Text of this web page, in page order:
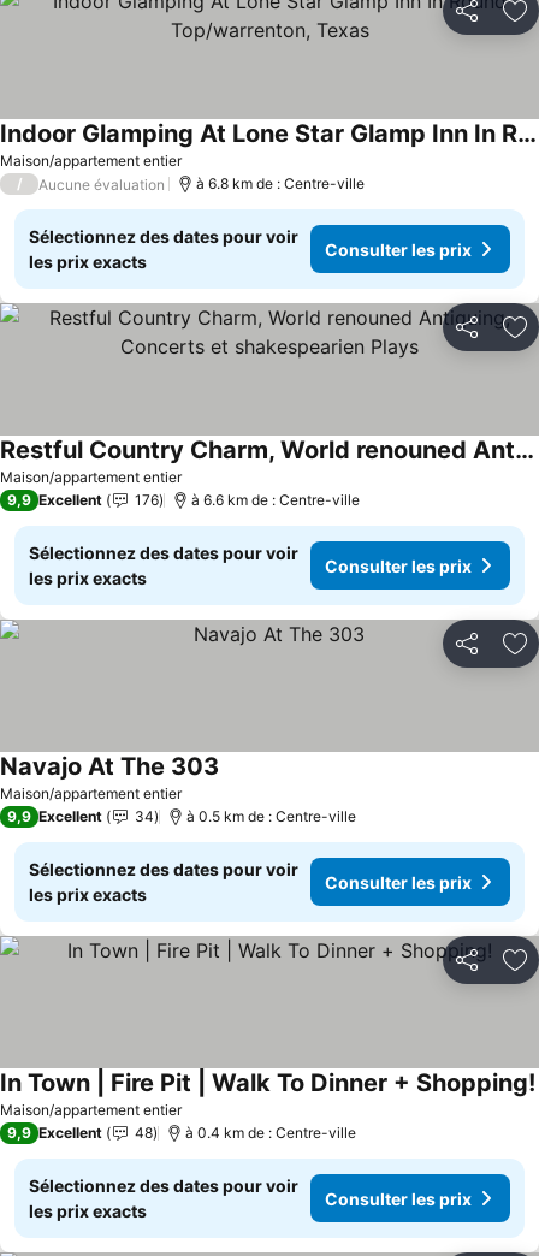
Partager
Maison/appartement entier
Indoor Glamping At Lone Star Glamp Inn In Round Top/warrenton, Texas
Consulter les prix
/ Aucune évaluation à 6.8 km de : Centre-ville
Sélectionnez des dates pour voir
les prix exacts
Consulter les prix
Partager
Maison/appartement entier
Restful Country Charm, World renouned Antiquing, Concerts et shakespearien Plays
Consulter les prix
9,9 Excellent 176 à 6.6 km de : Centre-ville
Sélectionnez des dates pour voir
les prix exacts
Consulter les prix
Partager
Maison/appartement entier
Navajo At The 303
9,9 Excellent 34 à 0.5 km de : Centre-ville
Sélectionnez des dates pour voir
les prix exacts
Consulter les prix
Partager
Maison/appartement entier
In Town | Fire Pit | Walk To Dinner + Shopping!
9,9 Excellent 48 à 0.4 km de : Centre-ville
Sélectionnez des dates pour voir
les prix exacts
Consulter les prix